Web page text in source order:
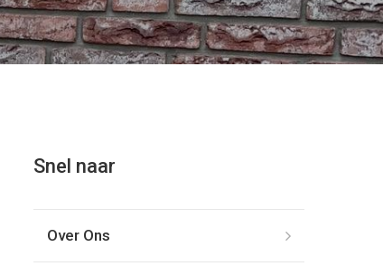
Snel naar
Over Ons